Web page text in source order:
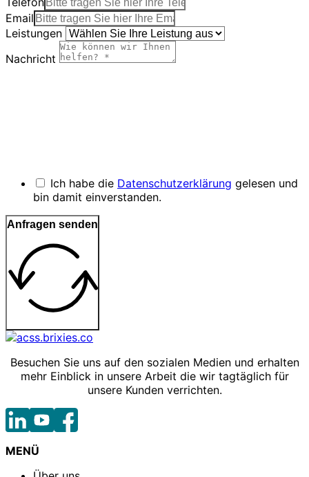
Email
Leistungen
Nachricht
Ich habe die Datenschutzerklärung gelesen und
bin damit einverstanden.
Anfragen senden
Besuchen Sie uns auf den sozialen Medien und erhalten
mehr Einblick in unsere Arbeit die wir tagtäglich für
unsere Kunden verrichten.
MENÜ